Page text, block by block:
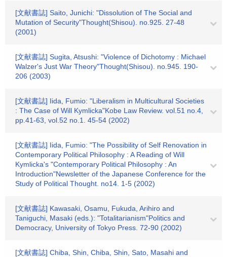
[文献書誌] Saito, Junichi: "Dissolution of The Social and
Mutation of Security"Thought(Shisou). no.925. 27-48
(2001)
[文献書誌] Sugita, Atsushi: "Violence of Dichotomy : Michael
Walzer's Just War Theory"Thought(Shisou). no.945. 190-
206 (2003)
[文献書誌] Iida, Fumio: "Liberalism in Multicultural Societies
: The Case of Will Kymlicka"Kobe Law Review. vol.51 no.4,
pp.41-63, vol.52 no.1. 45-54 (2002)
[文献書誌] Iida, Fumio: "The Possibility of Self Renovation in
Contemporary Political Philosophy : A Reading of Will
Kymlicka's "Contemporary Political Philosophy : An
Introduction"Newsletter of the Japanese Conference for the
Study of Political Thought. no14. 1-5 (2002)
[文献書誌] Kawasaki, Osamu, Fukuda, Arihiro and
Taniguchi, Masaki (eds.): "Totalitarianism"Politics and
Democracy, University of Tokyo Press. 72-90 (2002)
[文献書誌] Chiba, Shin, Chiba, Shin, Sato, Masahi and